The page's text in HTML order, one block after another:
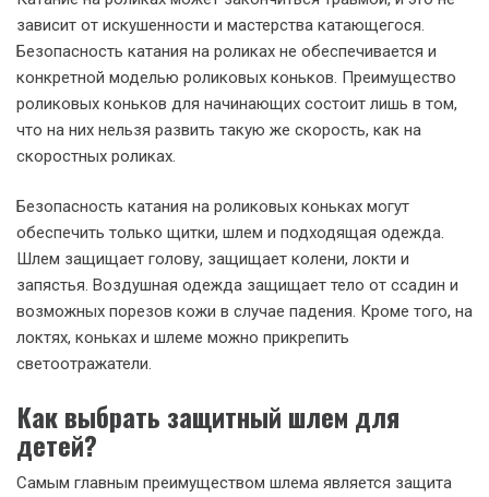
зависит от искушенности и мастерства катающегося.
Безопасность катания на роликах не обеспечивается и
конкретной моделью роликовых коньков. Преимущество
роликовых коньков для начинающих состоит лишь в том,
что на них нельзя развить такую же скорость, как на
скоростных роликах.
Безопасность катания на роликовых коньках могут
обеспечить только щитки, шлем и подходящая одежда.
Шлем защищает голову, защищает колени, локти и
запястья. Воздушная одежда защищает тело от ссадин и
возможных порезов кожи в случае падения. Кроме того, на
локтях, коньках и шлеме можно прикрепить
светоотражатели.
Как выбрать защитный шлем для
детей?
Самым главным преимуществом шлема является защита